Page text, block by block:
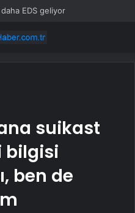
EDS geliyor
suikast
bilgisi
ben de